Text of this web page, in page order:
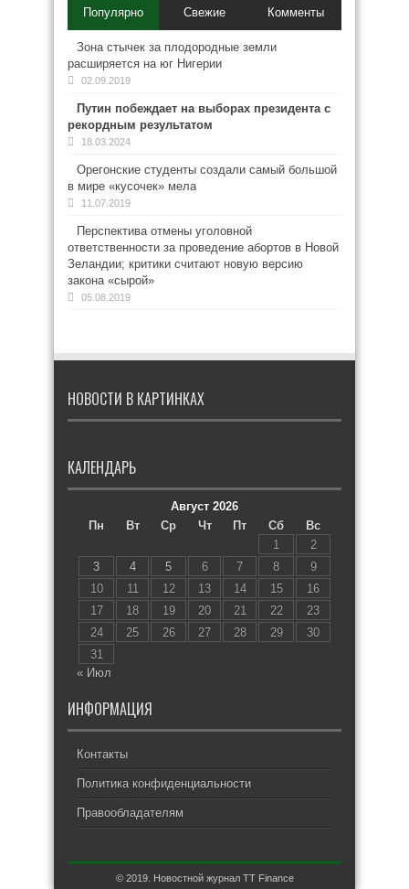
Популярно Свежие Комменты
Зона стычек за плодородные земли
расширяется на юг Нигерии
02.09.2019
Путин побеждает на выборах президента с
рекордным результатом
18.03.2024
Орегонские студенты создали самый большой
в мире «кусочек» мела
11.07.2019
Перспектива отмены уголовной
ответственности за проведение абортов в Новой
Зеландии; критики считают новую версию
закона «сырой»
05.08.2019
НОВОСТИ В КАРТИНКАХ
КАЛЕНДАРЬ
Август 2026
Пн
Вт Ср Чт Пт Сб
Вс
1
2
3
4 5 6 7 8
9
10
11 12 13 14 15
16
17
18 19 20 21 22
23
24
25 26 27 28 29
30
31
« Июл
ИНФОРМАЦИЯ
Контакты
Политика конфиденциальности
Правообладателям
© 2019. Новостной журнал TT Finance